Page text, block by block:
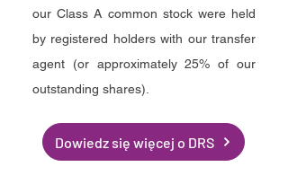
our Class A common stock were held
by registered holders with our transfer
agent (or approximately 25% of our
outstanding shares).
Dowiedz się więcej o DRS